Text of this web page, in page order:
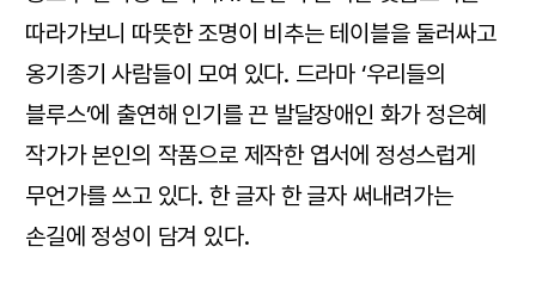
따라가보니 따뜻한 조명이 비추는 테이블을 둘러싸고
옹기종기 사람들이 모여 있다. 드라마 ‘우리들의
블루스’에 출연해 인기를 끈 발달장애인 화가 정은혜
작가가 본인의 작품으로 제작한 엽서에 정성스럽게
무언가를 쓰고 있다. 한 글자 한 글자 써내려가는
손길에 정성이 담겨 있다.